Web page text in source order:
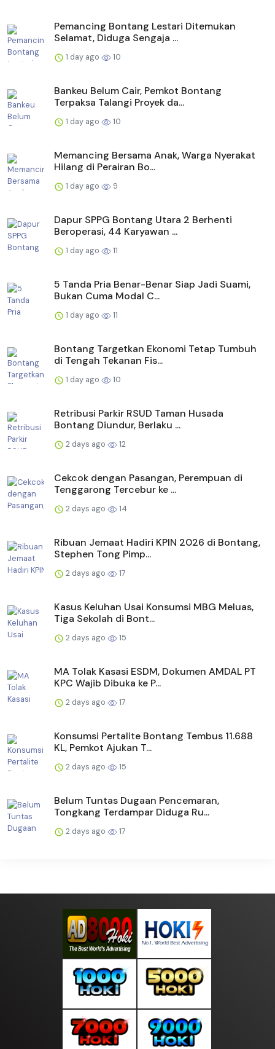
Pemancing Bontang Lestari Ditemukan
Selamat, Diduga Sengaja ...
1 day ago 10
Bankeu Belum Cair, Pemkot Bontang
Terpaksa Talangi Proyek da...
1 day ago 10
Memancing Bersama Anak, Warga Nyerakat
Hilang di Perairan Bo...
1 day ago 9
Dapur SPPG Bontang Utara 2 Berhenti
Beroperasi, 44 Karyawan ...
1 day ago 11
5 Tanda Pria Benar-Benar Siap Jadi Suami,
Bukan Cuma Modal C...
1 day ago 11
Bontang Targetkan Ekonomi Tetap Tumbuh
di Tengah Tekanan Fis...
1 day ago 10
Retribusi Parkir RSUD Taman Husada
Bontang Diundur, Berlaku ...
2 days ago 12
Cekcok dengan Pasangan, Perempuan di
Tenggarong Tercebur ke ...
2 days ago 14
Ribuan Jemaat Hadiri KPIN 2026 di Bontang,
Stephen Tong Pimp...
2 days ago 17
Kasus Keluhan Usai Konsumsi MBG Meluas,
Tiga Sekolah di Bont...
2 days ago 15
MA Tolak Kasasi ESDM, Dokumen AMDAL PT
KPC Wajib Dibuka ke P...
2 days ago 17
Konsumsi Pertalite Bontang Tembus 11.688
KL, Pemkot Ajukan T...
2 days ago 15
Belum Tuntas Dugaan Pencemaran,
Tongkang Terdampar Diduga Ru...
2 days ago 17